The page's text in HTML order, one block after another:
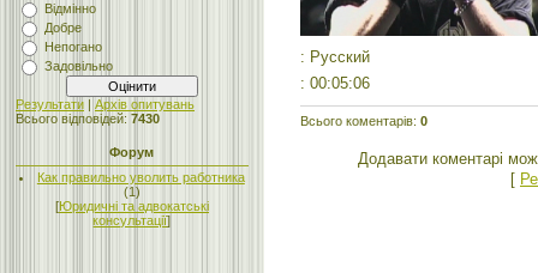
Відмінно
Добре
Непогано
Задовільно
Результати | Архів опитувань
Всього відповідей: 7430
Форум
Как правильно уволить работника
(1)
[Юридичні та адвокатські
консультації]
: Русский
: 00:05:06
Всього коментарів: 0
Додавати коментарі
[